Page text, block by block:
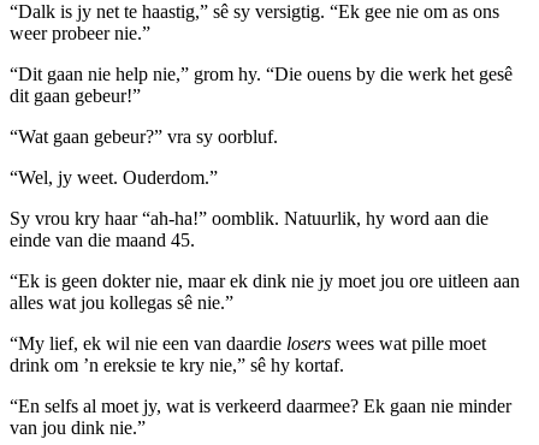
“Dalk is jy net te haastig,” sê sy versigtig. “Ek gee nie om as ons
weer probeer nie.”
“Dit gaan nie help nie,” grom hy. “Die ouens by die werk het gesê
dit gaan gebeur!”
“Wat gaan gebeur?” vra sy oorbluf.
“Wel, jy weet. Ouderdom.”
Sy vrou kry haar “ah-ha!” oomblik. Natuurlik, hy word aan die
einde van die maand 45.
“Ek is geen dokter nie, maar ek dink nie jy moet jou ore uitleen aan
alles wat jou kollegas sê nie.”
“My lief, ek wil nie een van daardie losers wees wat pille moet
drink om ’n ereksie te kry nie,” sê hy kortaf.
“En selfs al moet jy, wat is verkeerd daarmee? Ek gaan nie minder
van jou dink nie.”